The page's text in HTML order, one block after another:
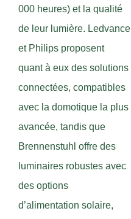
000 heures) et la qualité
de leur lumière. Ledvance
et Philips proposent
quant à eux des solutions
connectées, compatibles
avec la domotique la plus
avancée, tandis que
Brennenstuhl offre des
luminaires robustes avec
des options
d’alimentation solaire,